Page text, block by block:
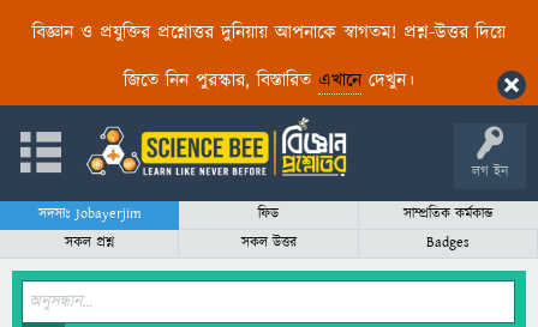
বিজ্ঞান ও প্রযুক্তির প্রশ্নোত্তর দুনিয়ায় আপনাকে স্বাগতম! প্রশ্ন-উত্তর দিয়ে
জিতে নিন পুরস্কার, বিস্তারিত এখানেদেখুন।
লগ ইন
সদস্যঃ Jobayerjim ফিড
সাম্প্রতিক কর্মকান্ড
সকল প্রশ্ন
সকল উত্তর Badges